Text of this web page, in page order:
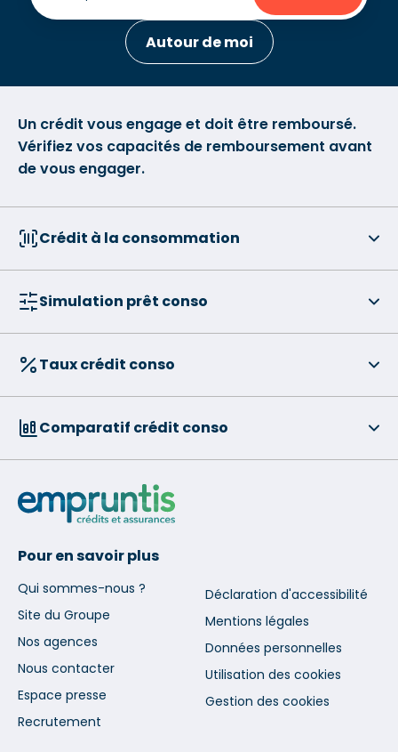
Autour de moi
Un crédit vous engage et doit être remboursé.
Vérifiez vos capacités de remboursement avant
de vous engager.
Crédit à la consommation
Simulation prêt conso
Taux crédit conso
Comparatif crédit conso
Pour en savoir plus
Qui sommes-nous ?
Site du Groupe
Nos agences
Nous contacter
Espace presse
Recrutement
Déclaration d'accessibilité
Mentions légales
Données personnelles
Utilisation des cookies
Gestion des cookies